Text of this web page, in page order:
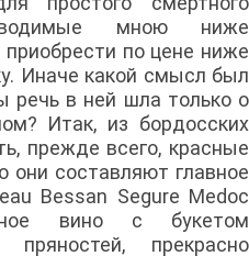
мною ниже
по цене ниже
Иначе какой смысл был
речь в ней шла только о
Итак, из бордосских
прежде всего, красные
они составляют главное
Bessan Segure Medoc
вино с букетом
пряностей, прекрасно